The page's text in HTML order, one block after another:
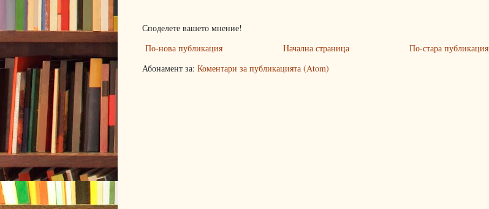
Споделете вашето мнение!
По-нова публикация
По-стара публикация
Начална страница
Абонамент за: Коментари за публикацията (Atom)